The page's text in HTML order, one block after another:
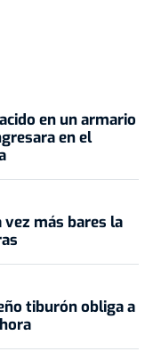
en un armario
en el
vez más bares la
tiburón obliga a